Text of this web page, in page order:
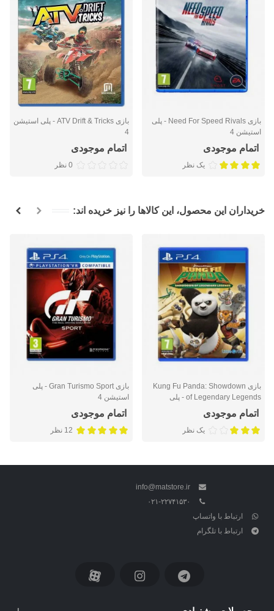
بازی Need For Speed Rivals - پلی
استیشن 4
اتمام موجودی
یک نظر
بازی ATV Drift & Tricks - پلی استیشن
4
اتمام موجودی
0 نظر
خریداران این محصول، این کالاها را نیز خریده اند:
بازی Kung Fu Panda: Showdown
of Legendary Legends - پلی
استیشن 4
اتمام موجودی
یک نظر
بازی Gran Turismo Sport - پلی
استیشن 4
اتمام موجودی
12 نظر
info@matstore.ir
۰۲۱-۲۲۷۴۱۵۳۰
ارتباط با واتساپ
ارتباط با تلگرام